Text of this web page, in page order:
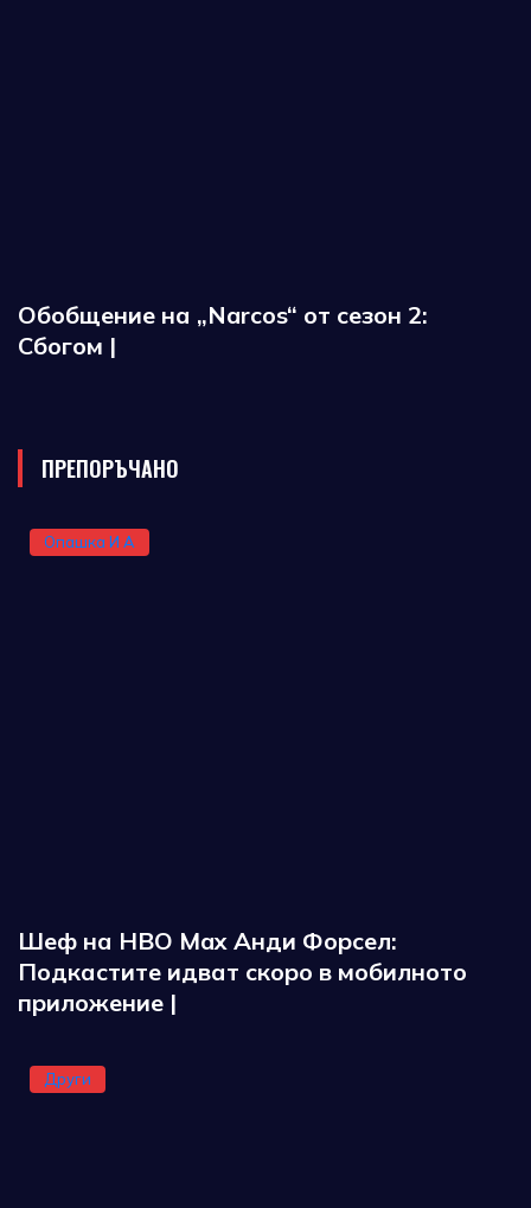
Обобщение на „Narcos“ от сезон 2:
Сбогом |
ПРЕПОРЪЧАНО
Опашка И А
Шеф на HBO Max Анди Форсел:
Подкастите идват скоро в мобилното
приложение |
Други